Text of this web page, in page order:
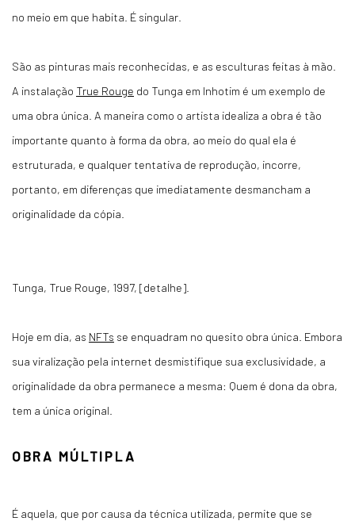
no meio em que habita. É singular.
São as pinturas mais reconhecidas, e as esculturas feitas à mão.
A instalação True Rouge do Tunga em Inhotim é um exemplo de
uma obra única. A maneira como o artista idealiza a obra é tão
importante quanto à forma da obra, ao meio do qual ela é
estruturada, e qualquer tentativa de reprodução, incorre,
portanto, em diferenças que imediatamente desmancham a
originalidade da cópia.
Tunga, True Rouge, 1997, [detalhe].
Hoje em dia, as NFTs se enquadram no quesito obra única. Embora
sua viralização pela internet desmistifique sua exclusividade, a
originalidade da obra permanece a mesma: Quem é dona da obra,
tem a única original.
OBRA MÚLTIPLA
É aquela, que por causa da técnica utilizada, permite que se